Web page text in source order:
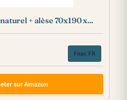
+ alèse 70x190 x...
Fnac FR
sur Amazon